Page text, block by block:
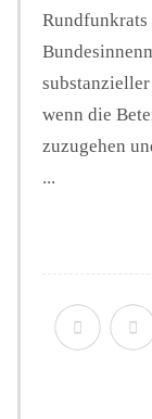
wenn die
zuzugehen
...